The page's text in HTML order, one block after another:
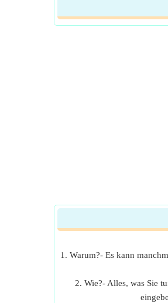
1. Warum?- Es kann
2. Wie?- Alles, was Sie